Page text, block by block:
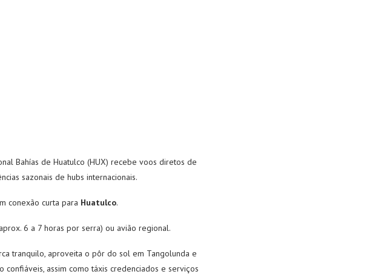
Bahías de Huatulco (HUX) recebe voos diretos de
sazonais de hubs internacionais.
conexão curta para Huatulco.
6 a 7 horas por serra) ou avião regional.
tranquilo, aproveita o pôr do sol em Tangolunda e
assim como táxis credenciados e serviços